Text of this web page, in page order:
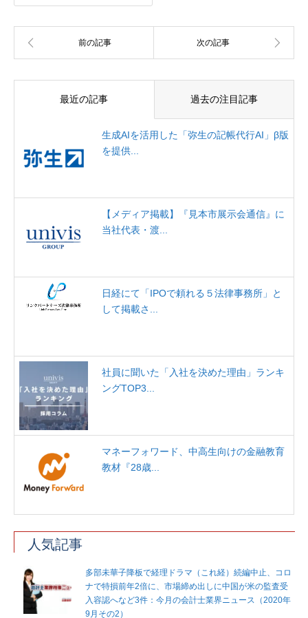
最近の記事 過去の注目記事
生成AIを活用した「弥生の記帳代行AI」β版
を提供...
【メディア掲載】『見本市展示会通信』に
当社代表・渡...
日経にて「IPOで頼れる５法律事務所」と
して掲載さ...
社員に聞いた「入社を決めた理由」ランキ
ングTOP3...
マネーフォワード、中高生向けの金融教育
教材『28歳...
人気記事
多部未華子降板で経理ドラマ（これ経）続編中止、コロ
ナで特損前年2倍に、市場締め出しに中国が米の監査受
入容認へなど3件：今月の会計士業界ニュース（2020年
9月その2）